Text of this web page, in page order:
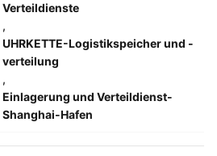
Verteildienste
,
UHRKETTE-Logistikspeicher und -
verteilung
,
Einlagerung und Verteildienst-
Shanghai-Hafen